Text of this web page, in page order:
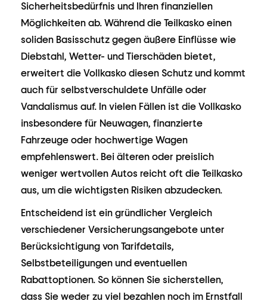
Sicherheitsbedürfnis und Ihren finanziellen
Möglichkeiten ab. Während die Teilkasko einen
soliden Basisschutz gegen äußere Einflüsse wie
Diebstahl, Wetter- und Tierschäden bietet,
erweitert die Vollkasko diesen Schutz und kommt
auch für selbstverschuldete Unfälle oder
Vandalismus auf. In vielen Fällen ist die Vollkasko
insbesondere für Neuwagen, finanzierte
Fahrzeuge oder hochwertige Wagen
empfehlenswert. Bei älteren oder preislich
weniger wertvollen Autos reicht oft die Teilkasko
aus, um die wichtigsten Risiken abzudecken.
Entscheidend ist ein gründlicher Vergleich
verschiedener Versicherungsangebote unter
Berücksichtigung von Tarifdetails,
Selbstbeteiligungen und eventuellen
Rabattoptionen. So können Sie sicherstellen,
dass Sie weder zu viel bezahlen noch im Ernstfall